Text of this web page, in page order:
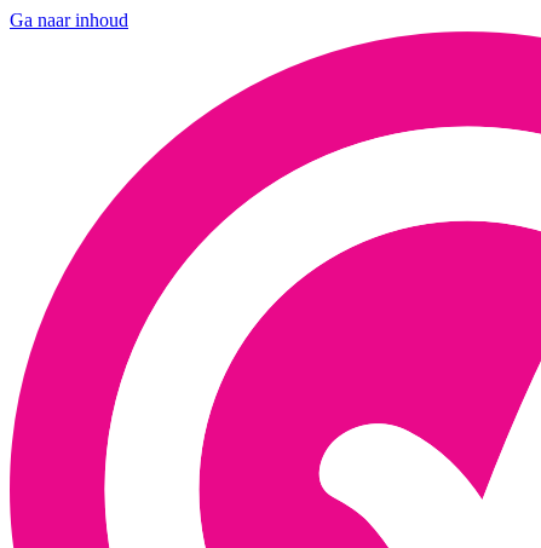
Ga naar inhoud